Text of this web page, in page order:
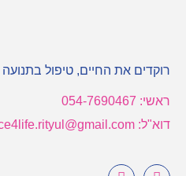
רוקדים את החיים, טיפול בתנועה
ראשי: 054-7690467
דוא"ל: dance4life.rityul@gmail.com